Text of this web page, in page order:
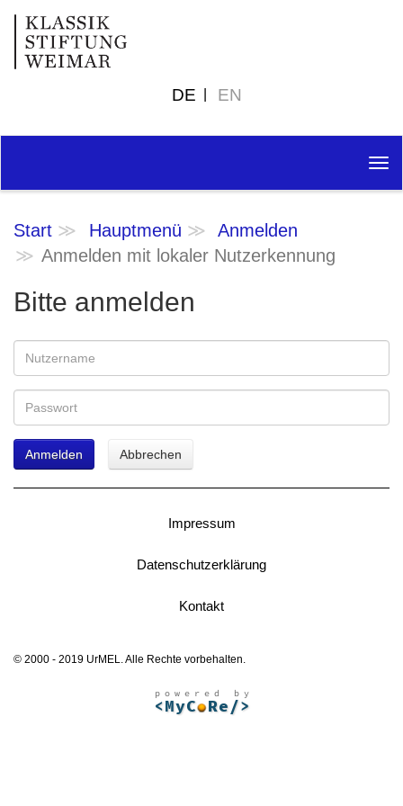
DE EN
Start Hauptmenü
Anmelden
Anmelden mit lokaler Nutzerkennung
Bitte anmelden
Anmelden Abbrechen
Impressum
Datenschutzerklärung
Kontakt
© 2000 - 2019 UrMEL. Alle Rechte vorbehalten.